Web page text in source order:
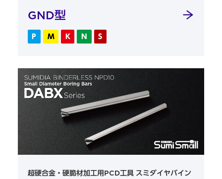
GND型
P M K N S
超硬合金・硬脆材加工用PCD工具 スミダイヤバイン